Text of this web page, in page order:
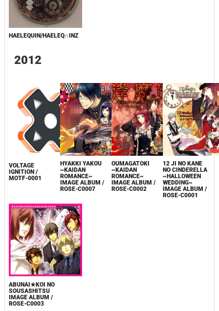
HAELEQUIN/HAELEQ∩INZ
2012
VOLTAGE
IGNITION /
MOTF-0001
HYAKKI YAKOU
~KAIDAN
ROMANCE~
IMAGE ALBUM /
ROSE-C0007
OUMAGATOKI
~KAIDAN
ROMANCE~
IMAGE ALBUM /
ROSE-C0002
12 JI NO KANE
NO CINDERELLA
~HALLOWEEN
WEDDING~
IMAGE ALBUM /
ROSE-C0001
ABUNAI★KOI NO
SOUSASHITSU
IMAGE ALBUM /
ROSE-C0003